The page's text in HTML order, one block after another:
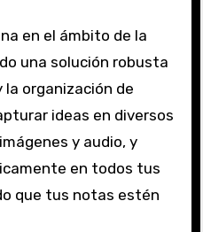
en el ámbito de la
una solución robusta
organización de
ideas en diversos
y audio, y
en todos tus
que tus notas estén